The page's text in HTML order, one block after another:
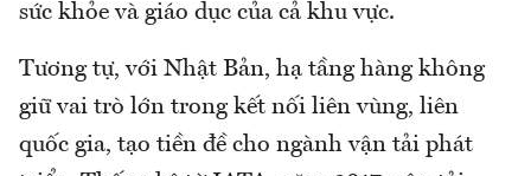
sức khỏe và giáo dục của cả khu vực.
Tương tự, với Nhật Bản, hạ tầng hàng không
giữ vai trò lớn trong kết nối liên vùng, liên
quốc gia, tạo tiền đề cho ngành vận tải phát